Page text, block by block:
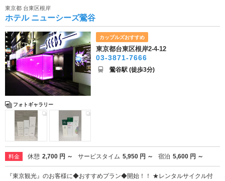
東京都 台東区根岸
ホテル ニューシーズ鶯谷
フォトギャラリー
カップルズおすすめ
東京都台東区根岸2-4-12
03-3871-7666
鶯谷駅 (徒歩3分)
料金 休憩 2,700 円 ～ サービスタイム 5,950 円 ～ 宿泊 5,600 円 ～
『東京観光』のお客様に◆おすすめプラン◆開始！！ ★レンタルサイクル付